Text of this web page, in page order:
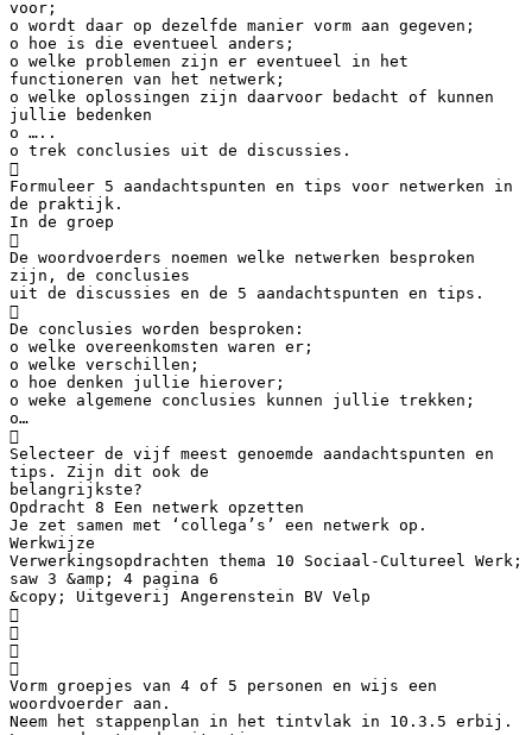
voor;
o wordt daar op dezelfde manier vorm aan gegeven;
o hoe is die eventueel anders;
o welke problemen zijn er eventueel in het
functioneren van het netwerk;
o welke oplossingen zijn daarvoor bedacht of kunnen
jullie bedenken
o …..
o trek conclusies uit de discussies.

Formuleer 5 aandachtspunten en tips voor netwerken in
de praktijk.
In de groep

De woordvoerders noemen welke netwerken besproken
zijn, de conclusies
uit de discussies en de 5 aandachtspunten en tips.

De conclusies worden besproken:
o welke overeenkomsten waren er;
o welke verschillen;
o hoe denken jullie hierover;
o weke algemene conclusies kunnen jullie trekken;
o…

Selecteer de vijf meest genoemde aandachtspunten en
tips. Zijn dit ook de
belangrijkste?
Opdracht 8 Een netwerk opzetten
Je zet samen met ‘collega’s’ een netwerk op.
Werkwijze
Verwerkingsopdrachten thema 10 Sociaal-Cultureel Werk;
saw 3 &amp; 4 pagina 6
&copy; Uitgeverij Angerenstein BV Velp




Vorm groepjes van 4 of 5 personen en wijs een
woordvoerder aan.
Neem het stappenplan in het tintvlak in 10.3.5 erbij.